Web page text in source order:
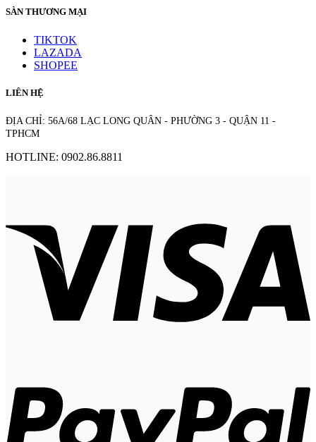
SÀN THƯƠNG MẠI
TIKTOK
LAZADA
SHOPEE
LIÊN HỆ
ĐỊA CHỈ: 56A/68 LẠC LONG QUÂN - PHƯỜNG 3 - QUẬN 11 -
TPHCM
HOTLINE: 0902.86.8811